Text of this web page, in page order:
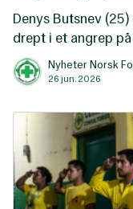
Denys Butsnev
drept i et angrep
Kherson oblast sør
Nyheter Norsk
26 jun. 2026